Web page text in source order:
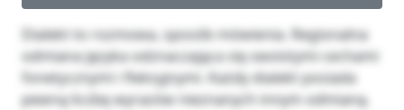
Dialekt to rozmowa, sposób mówienia. Regionalna
odmiana języka odznaczająca się swoistymi cechami
fonetycznymi i fleksyjnymi. Każdy dialekt posiada
pewną liczbę wyrazów nieznanych innym odmianą.